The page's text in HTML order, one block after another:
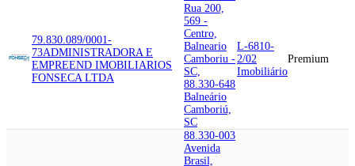
79.830.089/0001-
73ADMINISTRADORA E
EMPREEND IMOBILIARIOS
FONSECA LTDA
Rua 200,
569 -
Centro,
Balneario
Camboriu -
SC,
88.330-648
Balneário
Camboriú,
SC
L-6810-
2/02
Imobiliário
Premium
88.330-003
Avenida
Brasil,